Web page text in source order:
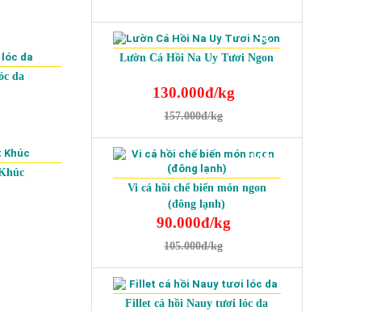
da
-20%
Lườn Cá Hồi Na Uy Tươi Ngon
130.000đ/kg
157.000đ/kg
-17%
Vi cá hồi chế biến món ngon
(đông lạnh)
90.000đ/kg
105.000đ/kg
-14%
Fillet cá hồi Nauy tươi lóc da